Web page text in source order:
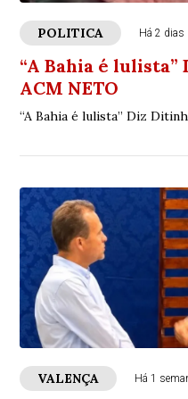
POLITICA Há 2 dias
“A Bahia é
ACM NETO
“A Bahia é lulista” Diz
VALENÇA Há 1